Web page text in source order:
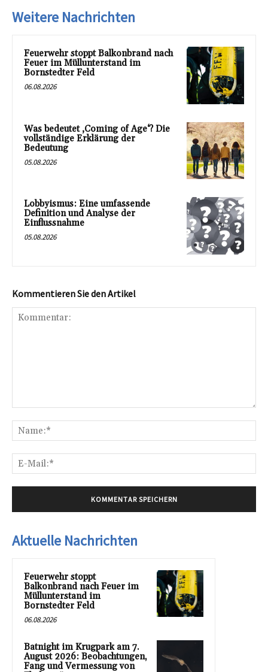
Weitere Nachrichten
Feuerwehr stoppt Balkonbrand nach
Feuer im Müllunterstand im
Bornstedter Feld
06.08.2026
Was bedeutet ‚Coming of Age‘? Die
vollständige Erklärung der
Bedeutung
05.08.2026
Lobbyismus: Eine umfassende
Definition und Analyse der
Einflussnahme
05.08.2026
Kommentieren Sie den Artikel
Aktuelle Nachrichten
Feuerwehr stoppt
Balkonbrand nach Feuer im
Müllunterstand im
Bornstedter Feld
06.08.2026
Batnight im Krugpark am 7.
August 2026: Beobachtungen,
Fang und Vermessung von